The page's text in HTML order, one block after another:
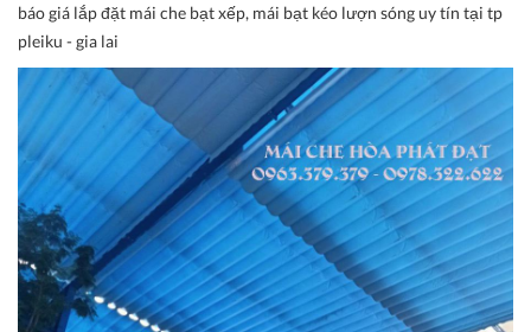
báo giá lắp đặt mái che bạt xếp, mái bạt kéo lượn sóng uy tín tại tp
pleiku - gia lai